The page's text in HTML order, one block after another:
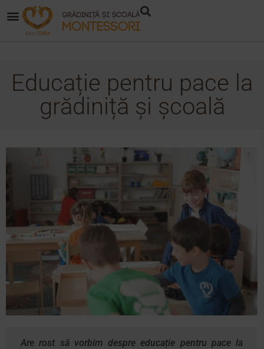
Educație pentru pace la
grădiniță și școală
Are rost să vorbim despre educație pentru pace la